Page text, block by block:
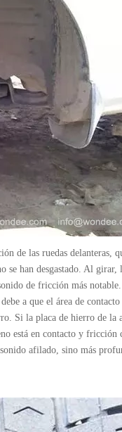
de las ruedas delanteras,
han desgastado. Al
de fricción más
a que el área de
Si la placa de hierro de la
está en contacto y
afilado, sino más